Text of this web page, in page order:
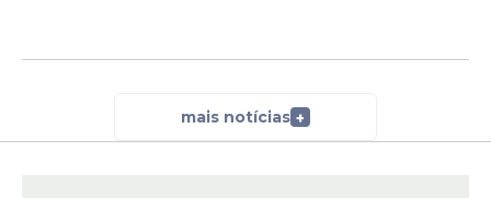
mais notícias +